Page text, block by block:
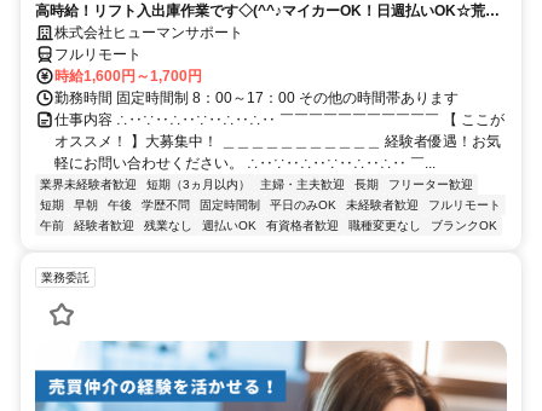
高時給！リフト入出庫作業です◇(^^♪マイカーOK！日週払いOK☆荒本
駅★【シゴト№0619】
株式会社ヒューマンサポート
フルリモート
時給1,600円～1,700円
勤務時間 固定時間制 8：00～17：00 その他の時間帯あります
仕事内容 ∴‥∵‥∴‥∵‥∴‥∴‥ ￣￣￣￣￣￣￣￣￣￣￣ 【 ここが
オススメ！ 】大募集中！ ＿＿＿＿＿＿＿＿＿＿＿ 経験者優遇！お気
軽にお問い合わせください。 ∴‥∵‥∴‥∵‥∴‥∴‥ ￣...
業界未経験者歓迎 短期（3ヵ月以内） 主婦・主夫歓迎 長期
フリーター歓迎
短期
早朝 午後 学歴不問 固定時間制 平日のみOK 未経験者歓迎
フルリモート
午前
経験者歓迎 残業なし 週払いOK 有資格者歓迎 職種変更なし ブランクOK
業務委託